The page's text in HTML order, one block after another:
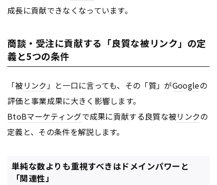
成長に貢献できなくなっています。
商談・受注に貢献する「良質な被リンク」の定
義と5つの条件
「被リンク」と一口に言っても、その「質」がGoogleの
評価と事業成果に大きく影響します。
BtoBマーケティングで成果に貢献する良質な被リンクの
定義と、その条件を解説します。
単純な数よりも重視すべきはドメインパワーと
「関連性」